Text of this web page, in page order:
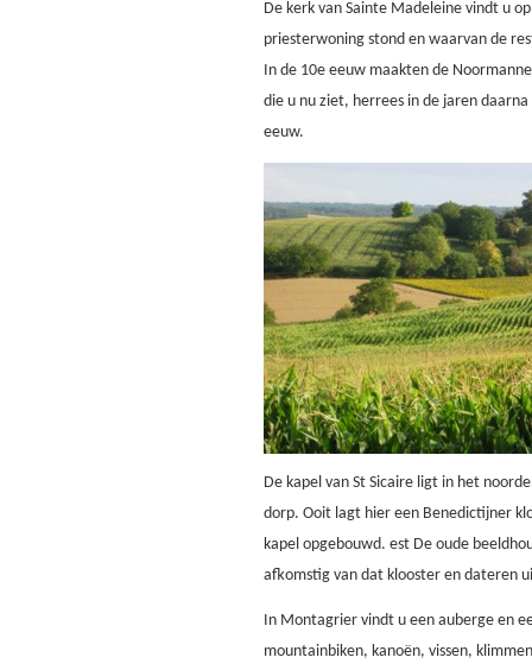
De kerk van Sainte Madeleine vindt u
priesterwoning stond en waarvan de
In de 10e eeuw maakten de
die u nu ziet, herrees in de jaren
eeuw.
De kapel van St Sicaire ligt in het
dorp. Ooit lagt hier een Benedictijner
kapel opgebouwd. est De oude
afkomstig van dat klooster en dateren
In Montagrier vindt u een auberge en
mountainbiken, kanoën, vissen,